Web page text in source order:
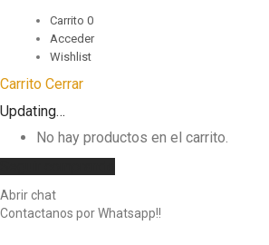
Carrito 0
Acceder
Wishlist
Carrito Cerrar
Updating…
No hay productos en el carrito.
Abrir chat
Contactanos por Whatsapp!!